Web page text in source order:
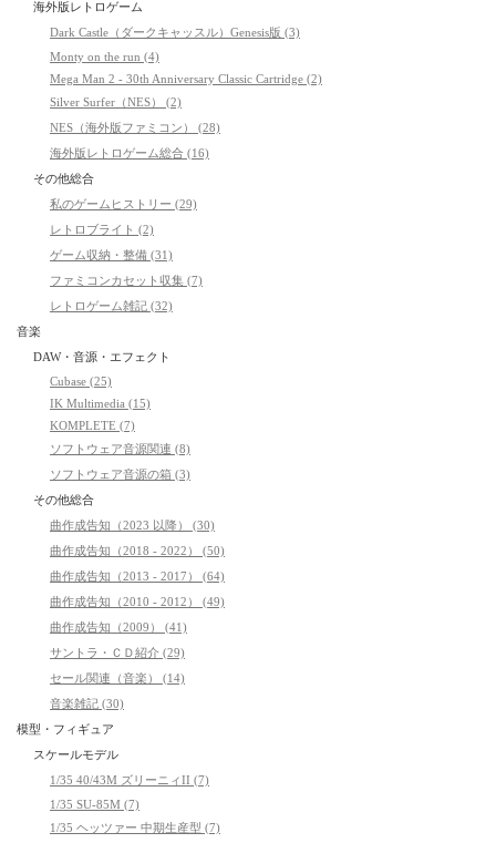
海外版レトロゲーム
Dark Castle（ダークキャッスル）Genesis版 (3)
Monty on the run (4)
Mega Man 2 - 30th Anniversary Classic Cartridge (2)
Silver Surfer（NES） (2)
NES（海外版ファミコン） (28)
海外版レトロゲーム総合 (16)
その他総合
私のゲームヒストリー (29)
レトロブライト (2)
ゲーム収納・整備 (31)
ファミコンカセット収集 (7)
レトロゲーム雑記 (32)
音楽
DAW・音源・エフェクト
Cubase (25)
IK Multimedia (15)
KOMPLETE (7)
ソフトウェア音源関連 (8)
ソフトウェア音源の箱 (3)
その他総合
曲作成告知（2023 以降） (30)
曲作成告知（2018 - 2022） (50)
曲作成告知（2013 - 2017） (64)
曲作成告知（2010 - 2012） (49)
曲作成告知（2009） (41)
サントラ・ＣＤ紹介 (29)
セール関連（音楽） (14)
音楽雑記 (30)
模型・フィギュア
スケールモデル
1/35 40/43M ズリーニィII (7)
1/35 SU-85M (7)
1/35 ヘッツァー 中期生産型 (7)